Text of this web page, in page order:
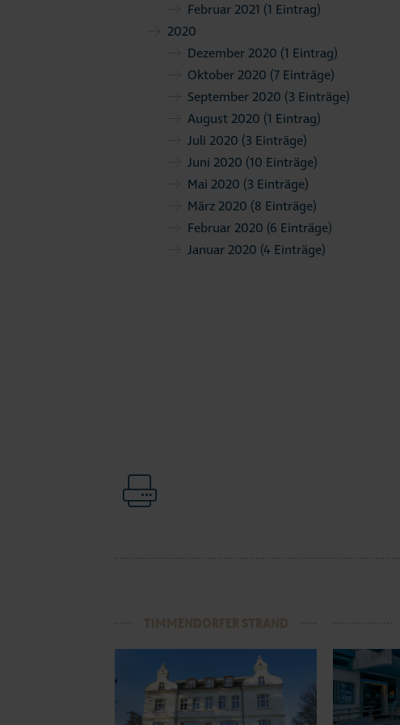
Februar 2021 (1 Eintrag)
2020
Dezember 2020 (1 Eintrag)
Oktober 2020 (7 Einträge)
September 2020 (3 Einträge)
August 2020 (1 Eintrag)
Juli 2020 (3 Einträge)
Juni 2020 (10 Einträge)
Mai 2020 (3 Einträge)
März 2020 (8 Einträge)
Februar 2020 (6 Einträge)
Januar 2020 (4 Einträge)